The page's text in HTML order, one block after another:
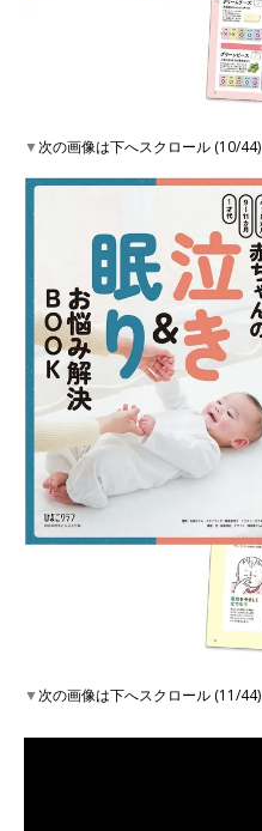
▼次の画像は下へスクロール (10/44)
▼次の画像は下へスクロール (11/44)